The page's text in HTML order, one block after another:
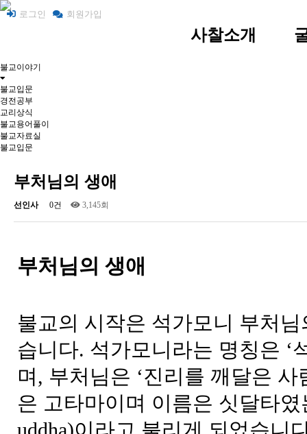
로그인 회원가입
사찰소개
불교이야기
불교입문
경전공부
교리상식
불교용어풀이
불교자료실
불교입문
부처님의 생애
선인사 0건 3,145회
부처님의 생애
불교의 시작은 석가모니 부처
습니다. 석가모니라는 명칭은 ‘
며, 부처님은 ‘진리를 깨달은
은 고타마이며 이름은 싯달타